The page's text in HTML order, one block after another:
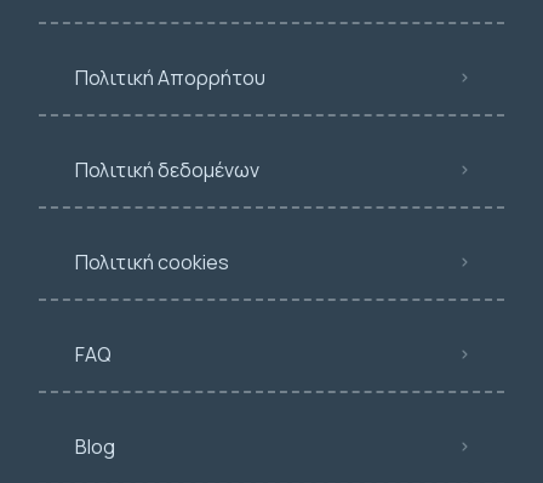
Πολιτική Απορρήτου
Πολιτική δεδομένων
Πολιτική cookies
FAQ
Blog